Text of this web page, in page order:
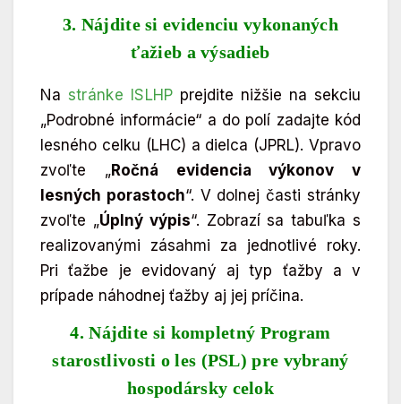
3. Nájdite si evidenciu vykonaných
ťažieb a výsadieb
Na stránke ISLHP prejdite nižšie na sekciu
„Podrobné informácie“ a do polí zadajte kód
lesného celku (LHC) a dielca (JPRL). Vpravo
zvoľte „Ročná evidencia výkonov v
lesných porastoch“. V dolnej časti stránky
zvoľte „Úplný výpis“. Zobrazí sa tabuľka s
realizovanými zásahmi za jednotlivé roky.
Pri ťažbe je evidovaný aj typ ťažby a v
prípade náhodnej ťažby aj jej príčina.
4. Nájdite si kompletný Program
starostlivosti o les (PSL) pre vybraný
hospodársky celok